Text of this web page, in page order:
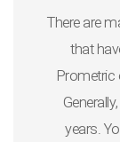
There are
that
Prometric
years.